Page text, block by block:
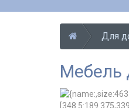
Для
Мебель